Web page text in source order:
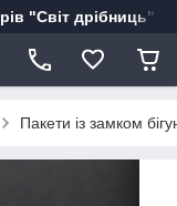
"Світ дрібниць"
Пакети із замком